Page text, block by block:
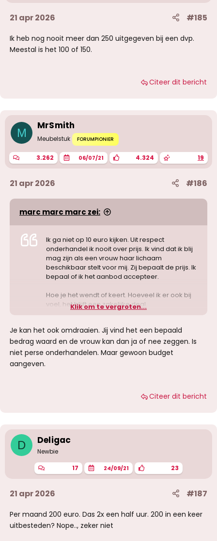
21 apr 2026 #185
Ik heb nog nooit meer dan 250 uitgegeven bij een dvp.
Meestal is het 100 of 150.
Citeer dit bericht
M
MrSmith
Meubelstuk FORUMPIONIER
3.262 06/07/21 4.324 19
21 apr 2026 #186
marc marc marc zei:
Ik ga niet op 10 euro kijken. Uit respect
onderhandel ik nooit over prijs. Ik vind dat ik blij
mag zijn als een vrouw haar lichaam
beschikbaar stelt voor mij. Zij bepaalt de prijs. Ik
bepaal of ik het aanbod accepteer.
Hoe je het wendt of keert. Hoeveel ik er ook bij
voel, het blijft een zakelijke deal.
Klik om te vergroten...
Je kan het ook omdraaien. Jij vind het een bepaald
bedrag waard en de vrouw kan dan ja of nee zeggen. Is
niet perse onderhandelen. Maar gewoon budget
aangeven.
Citeer dit bericht
D Deligac
Newbie
17 24/09/21 23
21 apr 2026 #187
Per maand 200 euro. Das 2x een half uur. 200 in een keer
uitbesteden? Nope.., zeker niet